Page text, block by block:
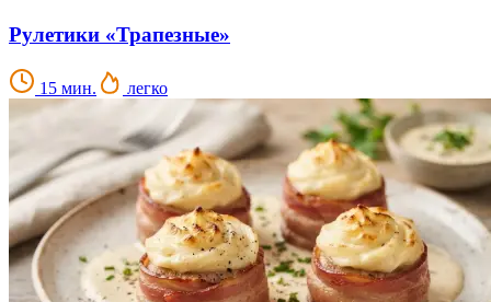
Рулетики «Трапезные»
15 мин. легко